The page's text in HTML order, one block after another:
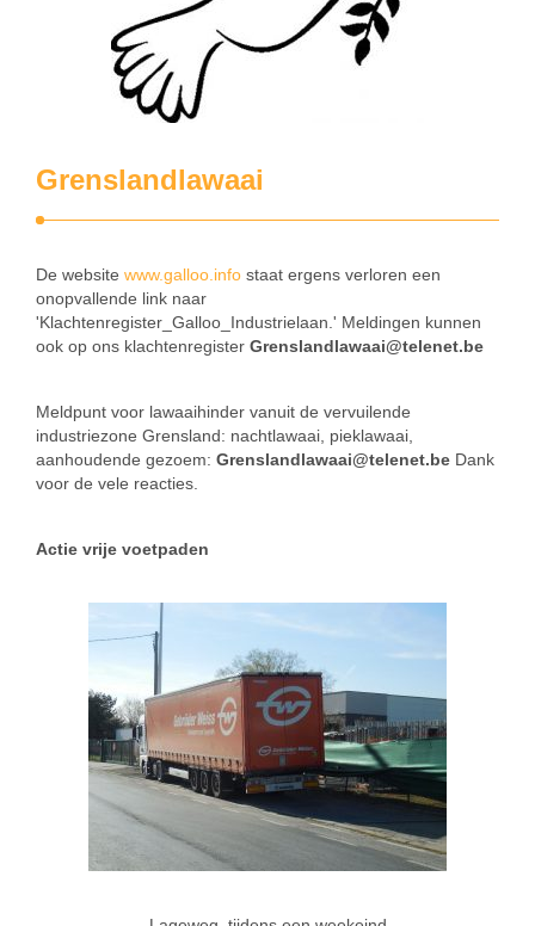
Grenslandlawaai
De website www.galloo.info staat ergens verloren een
onopvallende link naar
'Klachtenregister_Galloo_Industrielaan.' Meldingen kunnen
ook op ons klachtenregister Grenslandlawaai@telenet.be
Meldpunt voor lawaaihinder vanuit de vervuilende
industriezone Grensland: nachtlawaai, pieklawaai,
aanhoudende gezoem: Grenslandlawaai@telenet.be Dank
voor de vele reacties.
Actie vrije voetpaden